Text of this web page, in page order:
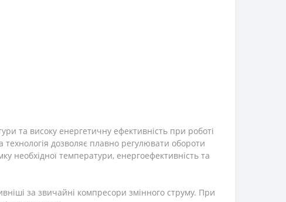
та високу енергетичну ефективність при роботі
дозволяє плавно регулювати обороти
необхідної температури, енергоефективність та
за звичайні компресори змінного струму. При